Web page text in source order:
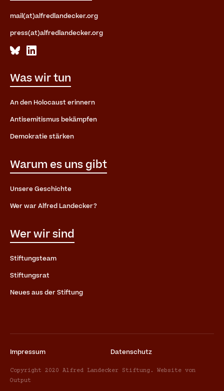
mail(at)alfredlandecker.org
press(at)alfredlandecker.org
Was wir tun
An den Holocaust erinnern
Antisemitismus bekämpfen
Demokratie stärken
Warum es uns gibt
Unsere Geschichte
Wer war Alfred Landecker?
Wer wir sind
Stiftungsteam
Stiftungsrat
Neues aus der Stiftung
Impressum Datenschutz
Copyright 2020 Alfred Landecker Stiftung. Website von
Output